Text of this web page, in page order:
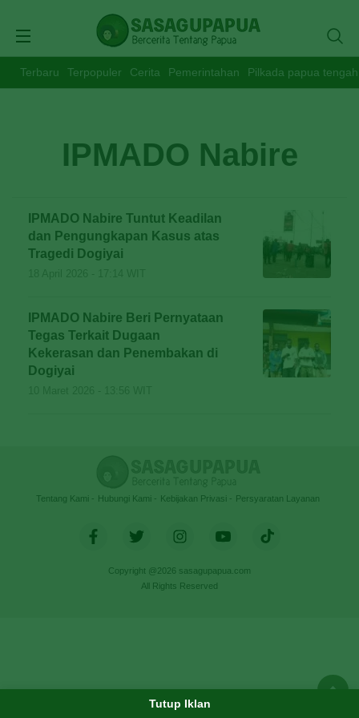
Terbaru Terpopuler Cerita Pemerintahan Pilkada papua tengah
IPMADO Nabire
IPMADO Nabire Tuntut Keadilan
dan Pengungkapan Kasus atas
Tragedi Dogiyai
IPMADO Nabire Beri Pernyataan
Tegas Terkait Dugaan
Kekerasan dan Penembakan di
Dogiyai
Tentang Kami Hubungi Kami Kebijakan Privasi Persyaratan Layanan
Copyright @2026 sasagupapua.com
All Rights Reserved
Tutup Iklan